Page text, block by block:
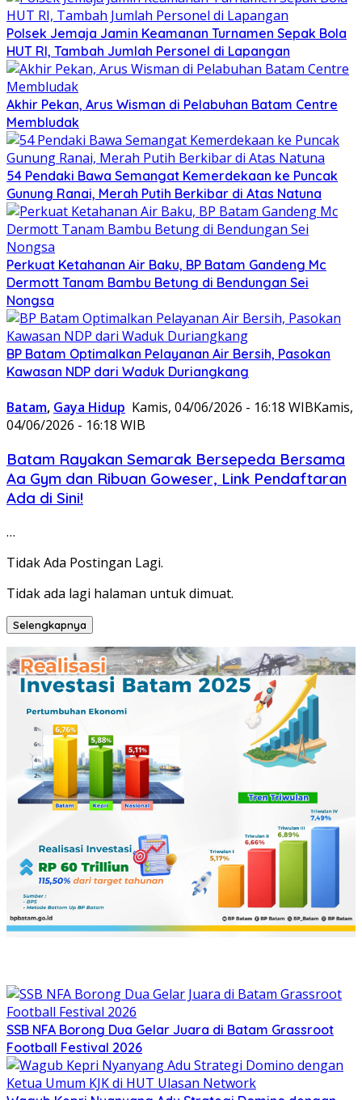
Polsek Jemaja Jamin Keamanan Turnamen Sepak Bola
HUT RI, Tambah Jumlah Personel di Lapangan
Akhir Pekan, Arus Wisman di Pelabuhan Batam Centre
Membludak
54 Pendaki Bawa Semangat Kemerdekaan ke Puncak
Gunung Ranai, Merah Putih Berkibar di Atas Natuna
Perkuat Ketahanan Air Baku, BP Batam Gandeng Mc
Dermott Tanam Bambu Betung di Bendungan Sei
Nongsa
BP Batam Optimalkan Pelayanan Air Bersih, Pasokan
Kawasan NDP dari Waduk Duriangkang
Batam, Gaya Hidup Kamis, 04/06/2026 - 16:18 WIBKamis,
04/06/2026 - 16:18 WIB
Batam Rayakan Semarak Bersepeda Bersama
Aa Gym dan Ribuan Goweser, Link Pendaftaran
Ada di Sini!
…
Tidak Ada Postingan Lagi.
Tidak ada lagi halaman untuk dimuat.
Selengkapnya
SSB NFA Borong Dua Gelar Juara di Batam Grassroot
Football Festival 2026